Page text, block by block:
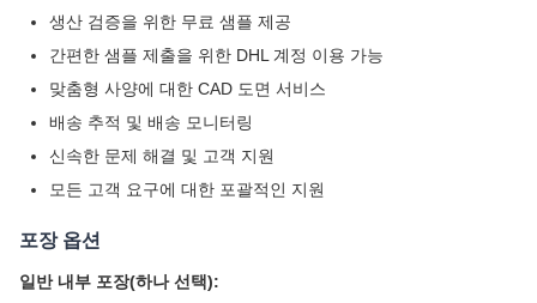
생산 검증을 위한 무료 샘플 제공
간편한 샘플 제출을 위한 DHL 계정 이용 가능
맞춤형 사양에 대한 CAD 도면 서비스
배송 추적 및 배송 모니터링
신속한 문제 해결 및 고객 지원
모든 고객 요구에 대한 포괄적인 지원
포장 옵션
일반 내부 포장(하나 선택):